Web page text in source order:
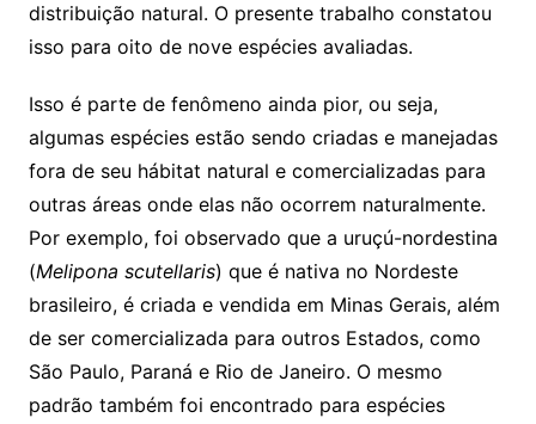
distribuição natural. O presente trabalho constatou
isso para oito de nove espécies avaliadas.
Isso é parte de fenômeno ainda pior, ou seja,
algumas espécies estão sendo criadas e manejadas
fora de seu hábitat natural e comercializadas para
outras áreas onde elas não ocorrem naturalmente.
Por exemplo, foi observado que a uruçú-nordestina
(Melipona scutellaris) que é nativa no Nordeste
brasileiro, é criada e vendida em Minas Gerais, além
de ser comercializada para outros Estados, como
São Paulo, Paraná e Rio de Janeiro. O mesmo
padrão também foi encontrado para espécies